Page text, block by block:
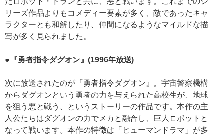
リーズ作品よりもコメディー要素が多く、敵であったキャ
ラクターとも和解したり、仲間になるようなマイルドな描
写が多く見られました。
●『勇者指令ダグオン』(1996年放送)
次に放送されたのが『勇者指令ダグオン』。宇宙警察機構
からダグオンという勇者の力を与えられた高校生が、地球
を狙う悪と戦う、というストーリーの作品です。本作の主
人公たちはダグオンの力でメカと融合し、巨大ロボットと
なって戦います。本作の特徴は「ヒューマンドラマ」が多